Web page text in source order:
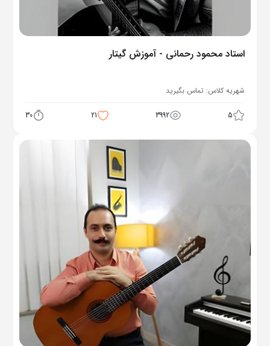
استاد محمود رحمانی - آموزش گیتار
شهریه کلاس: تماس بگیرید
5
3992
21
30